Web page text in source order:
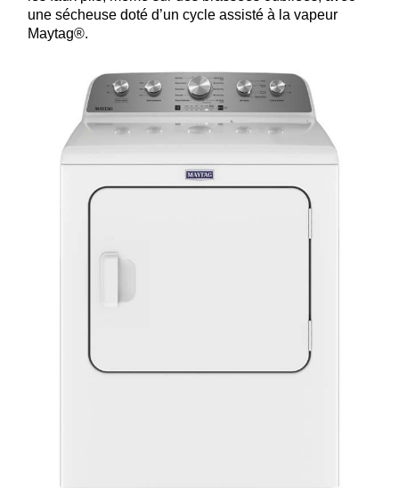
une sécheuse doté d’un cycle assisté à la vapeur
Maytag®.